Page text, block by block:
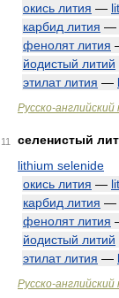
окись лития —
карбид лития —
фенолят лития
йодистый литий
этилат лития —
Русско-
11
селенистый
lithium selenide
окись лития —
карбид лития —
фенолят лития
йодистый литий
этилат лития —
Русско-